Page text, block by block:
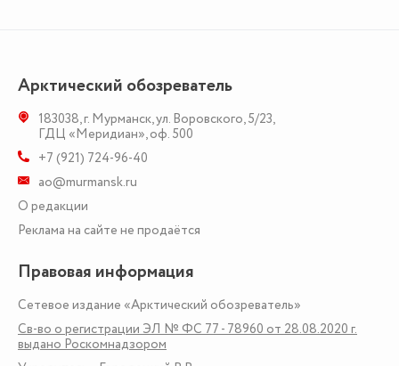
Арктический обозреватель
183038,г. Мурманск,ул. Воровского, 5/23,
ГДЦ «Меридиан», оф. 500
+7 (921) 724-96-40
ao@murmansk.ru
О редакции
Реклама на сайте не продаётся
Правовая информация
Сетевое издание «Арктический обозреватель»
Св-во о регистрации ЭЛ № ФС 77 - 78960 от 28.08.2020 г.
выдано Роскомнадзором